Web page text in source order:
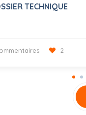
TECHNIQUE
2